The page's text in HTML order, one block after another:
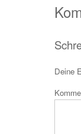
Deine